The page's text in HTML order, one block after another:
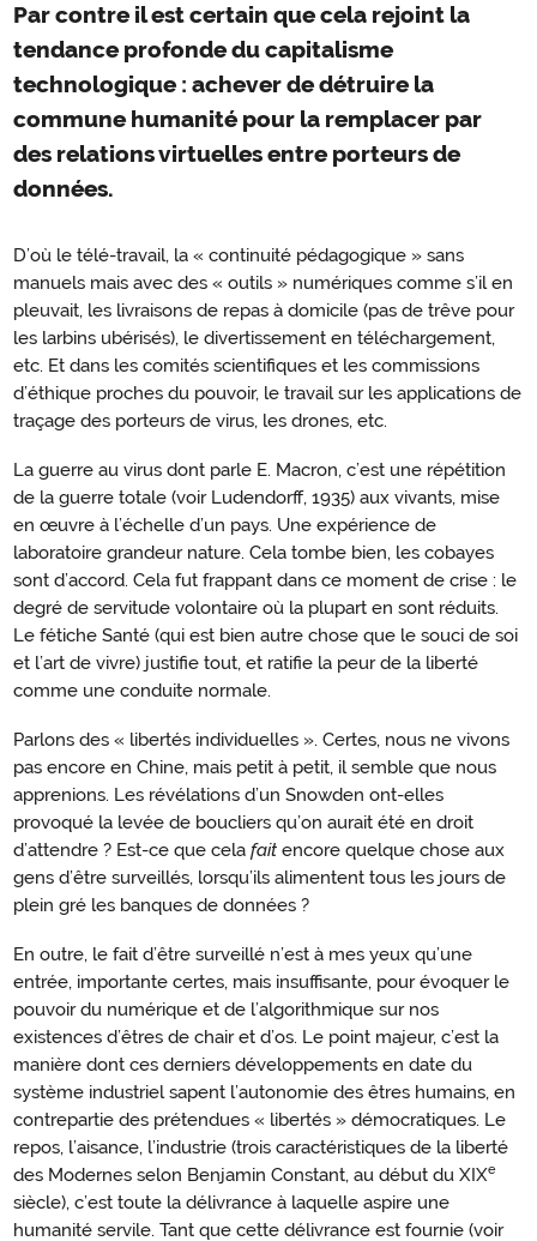
Par contre il est certain que cela rejoint la
tendance profonde du capitalisme
technologique : achever de détruire la
commune humanité pour la remplacer par
des relations virtuelles entre porteurs de
données.
D’où le télé-travail, la « continuité pédagogique » sans
manuels mais avec des « outils » numériques comme s’il en
pleuvait, les livraisons de repas à domicile (pas de trêve pour
les larbins ubérisés), le divertissement en téléchargement,
etc. Et dans les comités scientifiques et les commissions
d’éthique proches du pouvoir, le travail sur les applications de
traçage des porteurs de virus, les drones, etc.
La guerre au virus dont parle E. Macron, c’est une répétition
de la guerre totale (voir Ludendorff, 1935) aux vivants, mise
en œuvre à l’échelle d’un pays. Une expérience de
laboratoire grandeur nature. Cela tombe bien, les cobayes
sont d’accord. Cela fut frappant dans ce moment de crise : le
degré de servitude volontaire où la plupart en sont réduits.
Le fétiche Santé (qui est bien autre chose que le souci de soi
et l’art de vivre) justifie tout, et ratifie la peur de la liberté
comme une conduite normale.
Parlons des « libertés individuelles ». Certes, nous ne vivons
pas encore en Chine, mais petit à petit, il semble que nous
apprenions. Les révélations d’un Snowden ont-elles
provoqué la levée de boucliers qu’on aurait été en droit
d’attendre ? Est-ce que cela fait encore quelque chose aux
gens d’être surveillés, lorsqu’ils alimentent tous les jours de
plein gré les banques de données ?
En outre, le fait d’être surveillé n’est à mes yeux qu’une
entrée, importante certes, mais insuffisante, pour évoquer le
pouvoir du numérique et de l’algorithmique sur nos
existences d’êtres de chair et d’os. Le point majeur, c’est la
manière dont ces derniers développements en date du
système industriel sapent l’autonomie des êtres humains, en
contrepartie des prétendues « libertés » démocratiques. Le
repos, l’aisance, l’industrie (trois caractéristiques de la liberté
des Modernes selon Benjamin Constant, au début du XIXe
siècle), c’est toute la délivrance à laquelle aspire une
humanité servile. Tant que cette délivrance est fournie (voir